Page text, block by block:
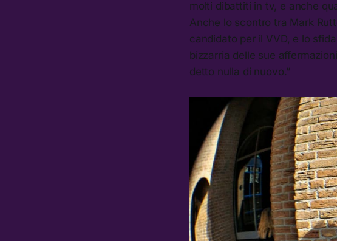
molti dibattiti in tv, e anche
Anche lo scontro tra Mark
candidato per il VVD, e lo
bizzarria delle sue
detto nulla di nuovo.”